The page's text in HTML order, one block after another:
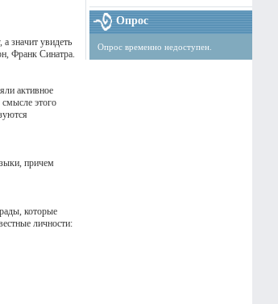
Опрос
Опрос временно недоступен.
значит увидеть
Франк Синатра.
активное
этого
причем
которые
личности: